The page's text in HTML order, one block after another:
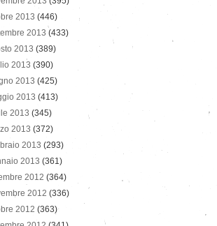
2013 (446)
2013 (433)
2013 (389)
2013 (390)
2013 (425)
2013 (413)
2013 (345)
2013 (372)
2013 (293)
2013 (361)
2012 (364)
2012 (336)
2012 (363)